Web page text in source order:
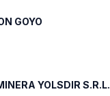
GOYO
YOLSDIR S.R.L.